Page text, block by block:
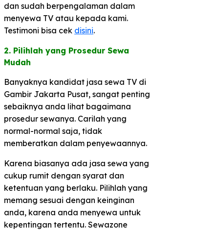
dan sudah berpengalaman dalam
menyewa TV atau kepada kami.
Testimoni bisa cek disini.
2. Pilihlah yang Prosedur Sewa
Mudah​
Banyaknya kandidat jasa sewa TV di
Gambir Jakarta Pusat, sangat penting
sebaiknya anda lihat bagaimana
prosedur sewanya. Carilah yang
normal-normal saja, tidak
memberatkan dalam penyewaannya.
Karena biasanya ada jasa sewa yang
cukup rumit dengan syarat dan
ketentuan yang berlaku. Pilihlah yang
memang sesuai dengan keinginan
anda, karena anda menyewa untuk
kepentingan tertentu. Sewazone